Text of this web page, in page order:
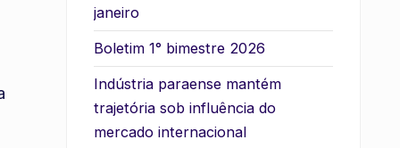
janeiro
Boletim 1° bimestre 2026
Indústria paraense mantém
trajetória sob influência do
mercado internacional